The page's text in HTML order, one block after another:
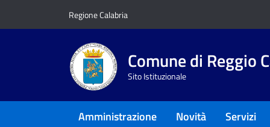
Regione Calabria
Comune di Reggio
Sito Istituzionale
Amministrazione Novità Servizi